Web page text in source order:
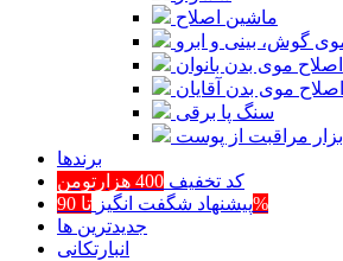
ماشین اصلاح
گوش، بینی و ابرو
اصلاح موی بدن بانوان
اصلاح موی بدن آقایان
سنگ پا برقی
ابزار مراقبت از پوست
برند‌ها
کد تخفیف 400 هزارتومن
پیشنهاد شگفت انگیزتا 90%
جدیدترین ها
انبارتکانی